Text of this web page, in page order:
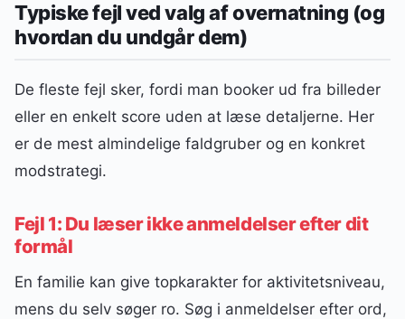
Typiske fejl ved valg af overnatning (og
hvordan du undgår dem)
De fleste fejl sker, fordi man booker ud fra billeder
eller en enkelt score uden at læse detaljerne. Her
er de mest almindelige faldgruber og en konkret
modstrategi.
Fejl 1: Du læser ikke anmeldelser efter dit
formål
En familie kan give topkarakter for aktivitetsniveau,
mens du selv søger ro. Søg i anmeldelser efter ord,